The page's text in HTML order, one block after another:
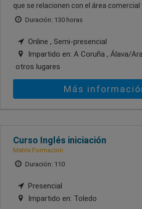
que se relacionen con el área comercial
Duración: 130 horas
Online , Semi-presencial
Impartido en: A Coruña , Álava/
otros lugares
Más
Curso Inglés iniciación
Matrix Formacion
Duración: 110
Presencial
Impartido en: Toledo